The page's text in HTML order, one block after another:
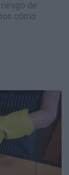
de
cómo